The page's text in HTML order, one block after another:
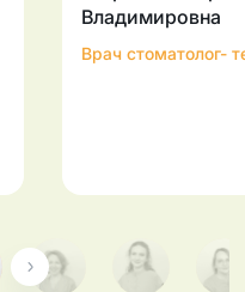
Владимировна
Врач стоматолог-